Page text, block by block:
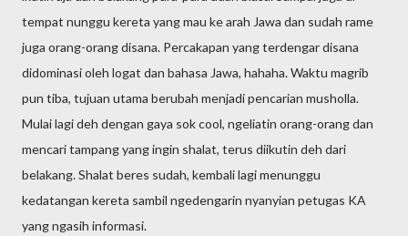
tempat nunggu kereta yang mau ke arah Jawa dan sudah rame
juga orang-orang disana. Percakapan yang terdengar disana
didominasi oleh logat dan bahasa Jawa, hahaha. Waktu magrib
pun tiba, tujuan utama berubah menjadi pencarian musholla.
Mulai lagi deh dengan gaya sok cool, ngeliatin orang-orang dan
mencari tampang yang ingin shalat, terus diikutin deh dari
belakang. Shalat beres sudah, kembali lagi menunggu
kedatangan kereta sambil ngedengarin nyanyian petugas KA
yang ngasih informasi.